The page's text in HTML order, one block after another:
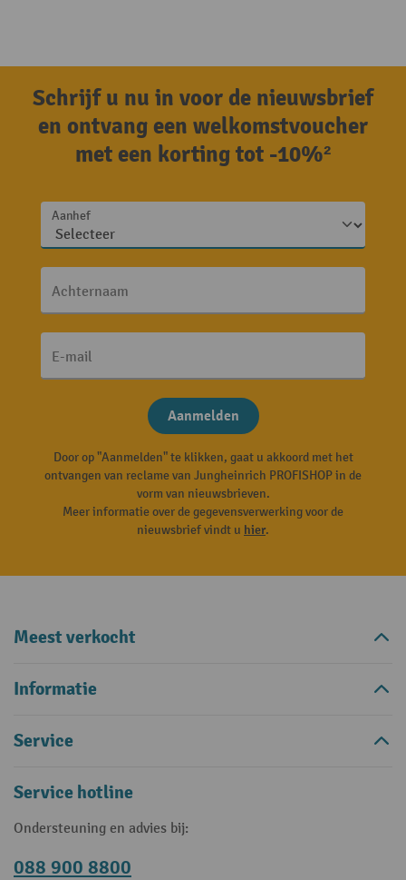
Schrijf u nu in voor de nieuwsbrief
en ontvang een welkomstvoucher
met een korting tot -10%²
Aanhef
Achternaam
E-mail
Aanmelden
Door op "Aanmelden" te klikken, gaat u akkoord met het
ontvangen van reclame van Jungheinrich PROFISHOP in de
vorm van nieuwsbrieven.
Meer informatie over de gegevensverwerking voor de
nieuwsbrief vindt u hier.
Meest verkocht
Informatie
Service
Service hotline
Ondersteuning en advies bij:
088 900 8800